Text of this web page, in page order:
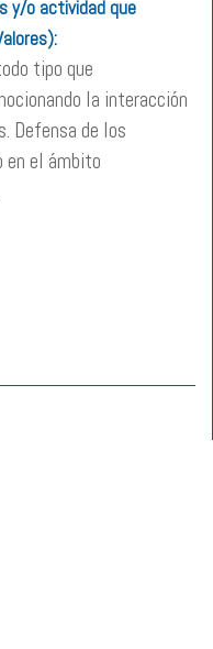
y/o actividad que
tipo que
la interacción
Defensa de los
en el ámbito